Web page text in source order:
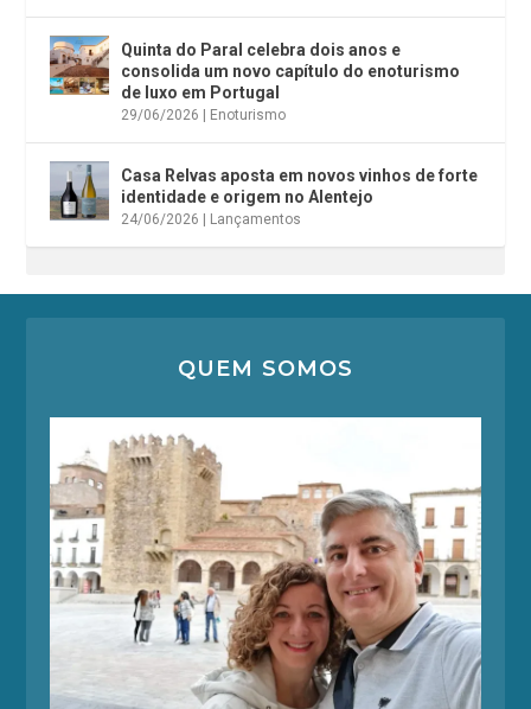
Quinta do Paral celebra dois anos e
consolida um novo capítulo do enoturismo
de luxo em Portugal
29/06/2026 Enoturismo
Casa Relvas aposta em novos vinhos de forte
identidade e origem no Alentejo
24/06/2026 Lançamentos
QUEM SOMOS